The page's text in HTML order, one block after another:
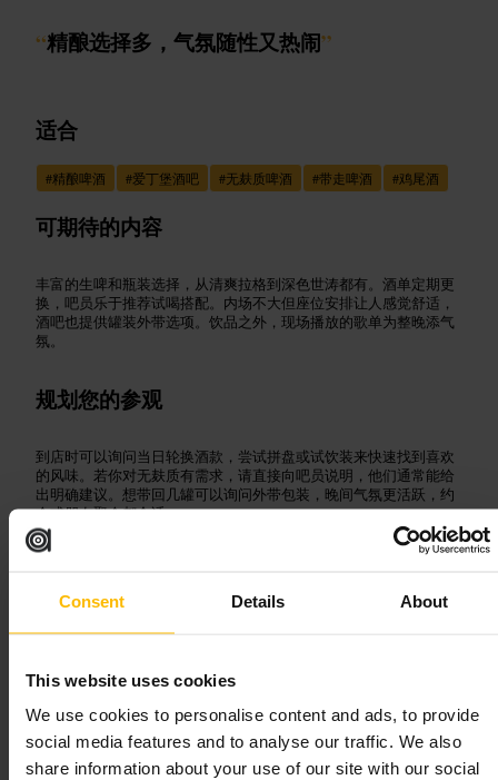
Consent Details About
This website uses cookies
We use cookies to personalise content and ads, to provide
social media features and to analyse our traffic. We also
share information about your use of our site with our social
“精酿选择多，气氛随性又热闹”
适合
#精酿啤酒 #爱丁堡酒吧 #无麸质啤酒 #带走啤酒 #鸡尾酒
可期待的内容
丰富的生啤和瓶装选择，从清爽拉格到深色世涛都有。酒单定期更
换，吧员乐于推荐试喝搭配。内场不大但座位安排让人感觉舒适，
酒吧也提供罐装外带选项。饮品之外，现场播放的歌单为整晚添气
氛。
规划您的参观
到店时可以询问当日轮换酒款，尝试拼盘或试饮装来快速找到喜欢
的风味。若你对无麸质有需求，请直接向吧员说明，他们通常能给
出明确建议。想带回几罐可以询问外带包装，晚间气氛更活跃，约
会或朋友聚会都合适。
德·汉宁·巴特
用餐与饮酒•酒吧
4.5